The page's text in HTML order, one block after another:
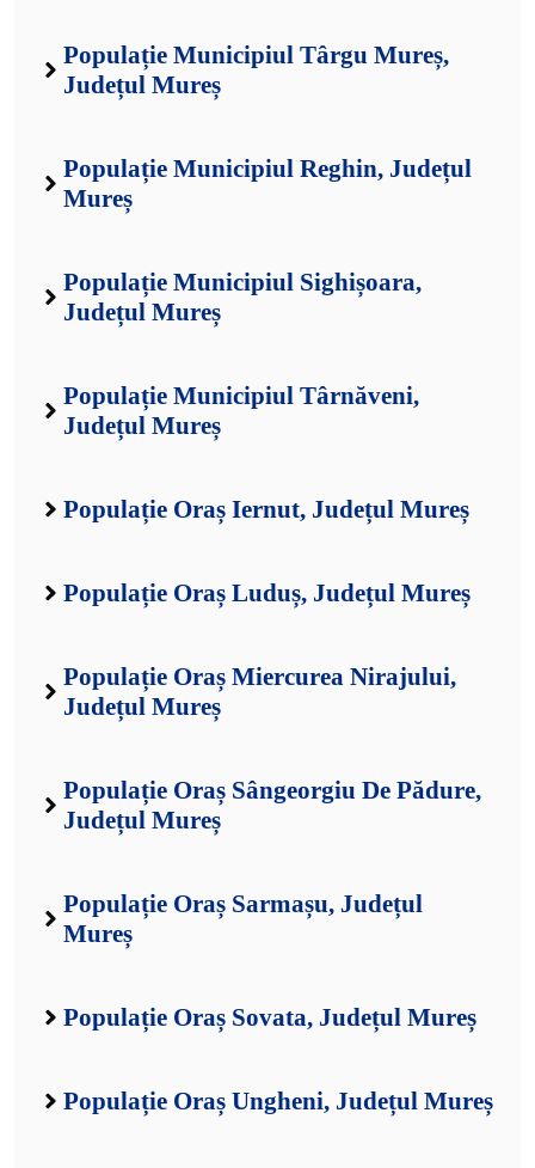
Populație Municipiul Târgu Mureș,
Județul Mureș
Populație Municipiul Reghin, Județul
Mureș
Populație Municipiul Sighișoara,
Județul Mureș
Populație Municipiul Târnăveni,
Județul Mureș
Populație Oraș Iernut, Județul Mureș
Populație Oraș Luduș, Județul Mureș
Populație Oraș Miercurea Nirajului,
Județul Mureș
Populație Oraș Sângeorgiu De Pădure,
Județul Mureș
Populație Oraș Sarmașu, Județul
Mureș
Populație Oraș Sovata, Județul Mureș
Populație Oraș Ungheni, Județul Mureș